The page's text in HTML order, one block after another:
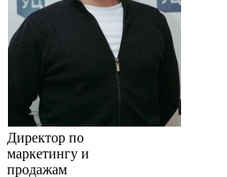
Директор по
маркетингу и
продажам